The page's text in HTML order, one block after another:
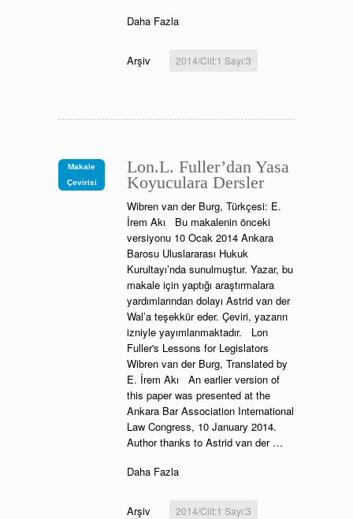
Daha Fazla
Arşiv 2014/Cilt:1 Sayı:3
Makale
Çevirisi
Lon.L. Fuller’dan Yasa
Koyuculara Dersler
Wibren van der Burg, Türkçesi: E.
İrem Akı Bu makalenin önceki
versiyonu 10 Ocak 2014 Ankara
Barosu Uluslararası Hukuk
Kurultayı’nda sunulmuştur. Yazar, bu
makale için yaptığı araştırmalara
yardımlarından dolayı Astrid van der
Wal’a teşekkür eder. Çeviri, yazarın
izniyle yayımlanmaktadır. Lon
Fuller's Lessons for Legislators
Wibren van der Burg, Translated by
E. İrem Akı An earlier version of
this paper was presented at the
Ankara Bar Association International
Law Congress, 10 January 2014.
Author thanks to Astrid van der …
Daha Fazla
Arşiv 2014/Cilt:1 Sayı:3